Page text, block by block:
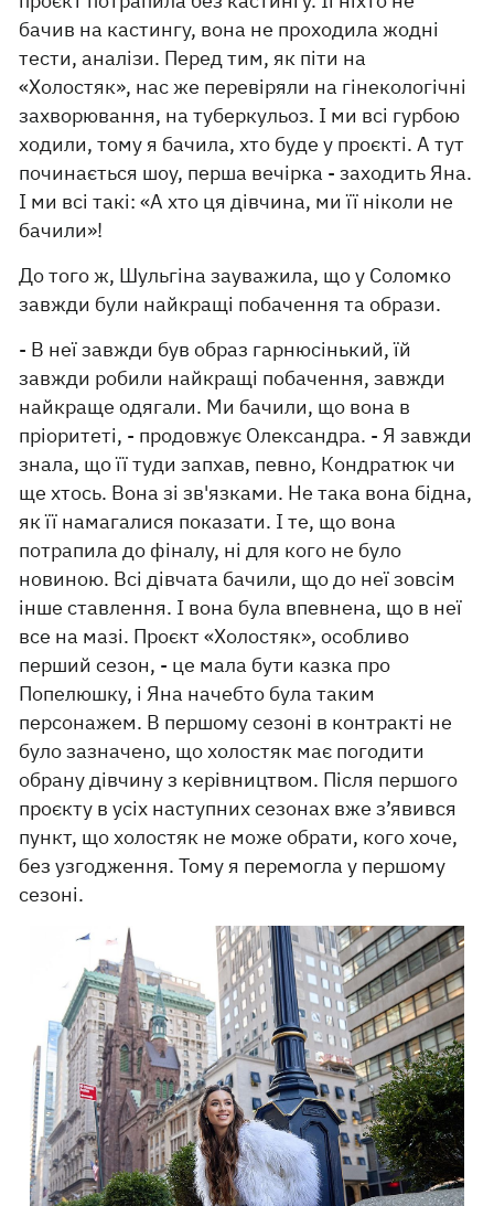
бачив на кастингу, вона не проходила жодні
тести, аналізи. Перед тим, як піти на
«Холостяк», нас же перевіряли на гінекологічні
захворювання, на туберкульоз. І ми всі гурбою
ходили, тому я бачила, хто буде у проєкті. А тут
починається шоу, перша вечірка - заходить Яна.
І ми всі такі: «А хто ця дівчина, ми її ніколи не
бачили»!
До того ж, Шульгіна зауважила, що у Соломко
завжди були найкращі побачення та образи.
- В неї завжди був образ гарнюсінький, їй
завжди робили найкращі побачення, завжди
найкраще одягали. Ми бачили, що вона в
пріоритеті, - продовжує Олександра. - Я завжди
знала, що її туди запхав, певно, Кондратюк чи
ще хтось. Вона зі зв'язками. Не така вона бідна,
як її намагалися показати. І те, що вона
потрапила до фіналу, ні для кого не було
новиною. Всі дівчата бачили, що до неї зовсім
інше ставлення. І вона була впевнена, що в неї
все на мазі. Проєкт «Холостяк», особливо
перший сезон, - це мала бути казка про
Попелюшку, і Яна начебто була таким
персонажем. В першому сезоні в контракті не
було зазначено, що холостяк має погодити
обрану дівчину з керівництвом. Після першого
проєкту в усіх наступних сезонах вже з’явився
пункт, що холостяк не може обрати, кого хоче,
без узгодження. Тому я перемогла у першому
сезоні.